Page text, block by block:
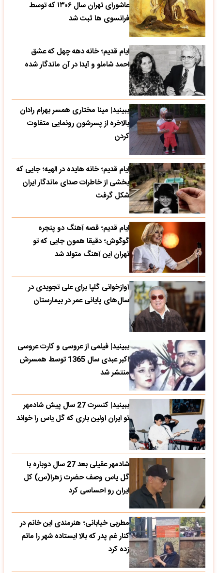
عاشورای تهران سال ۱۳۰۶ که توسط
فرانسوی ها ثبت شد
ایام قدیم؛ خانه دهه چهل که عشق
احمد شاملو و آیدا در آن ماندگار شده
ببینید| مینا مختاری همسر بهرام رادان
بالاخره از پسرشون رونمایی متفاوت
کردن
ایام قدیم؛ خانه هایده در الهیه؛ جایی که
بخشی از خاطرات صدای ماندگار ایران
شکل گرفت
ایام قدیم؛ قصه آهنگ دو پنجره
گوگوش؛ دقیقا همون جایی که تو
تهران این آهنگ متولد شد
آوازخوانی گلپا برای علی تجویدی در
سال‌های پایانی عمر در بیمارستان
ببینید| فیلمی از عروسی و کارت عروسی
اکبر عبدی سال 1365 توسط همسرش
منتشر شد
ببینید| کنسرت 27 سال پیش شادمهر
تو ایران اولین باری که گل یاس را خواند
شادمهر عقیلی بعد 27 سال دوباره با
گل یاس وصف حضرت زهرا(س) کل
ایران رو احساسی کرد
مطربی خیابانی؛ هنرمندی این خانم در
کنار غم پدر که بالا ایستاده شهر را ماتم
زده کرد